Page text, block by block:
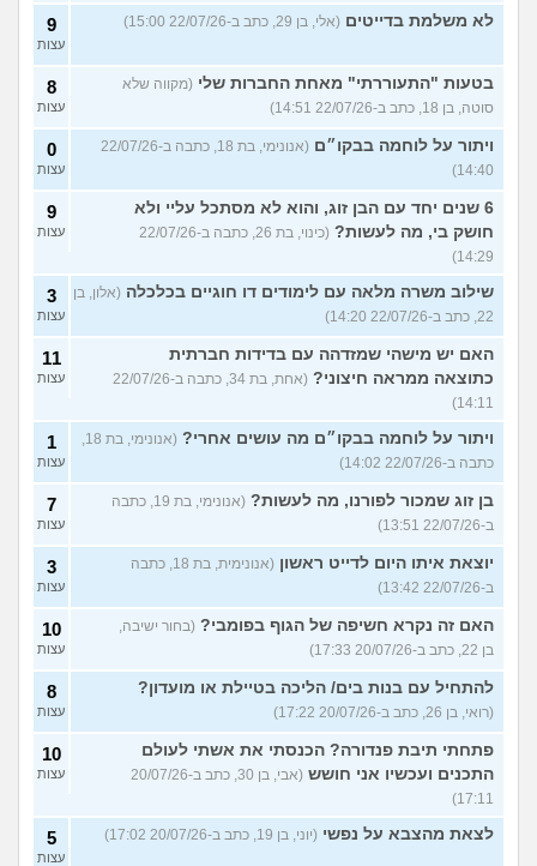
לא משלמת בדייטים (אלי, בן 29, כתב ב-22/07/26 15:00) 9
עצות
בטעות "התעוררתי" מאחת החברות שלי (מקווה שלא
סוטה, בן 18, כתב ב-22/07/26 14:51)
8
עצות
ויתור על לוחמה בבקו״ם
(אנונימי, בת 18, כתבה ב-22/07/26
14:40)
0
עצות
6 שנים יחד עם הבן זוג, והוא לא מסתכל עליי ולא
חושק בי, מה לעשות?
(כינוי, בת 26, כתבה ב-22/07/26
14:29)
9
עצות
שילוב משרה מלאה עם לימודים דו חוגיים בכלכלה (אלון, בן
22, כתב ב-22/07/26 14:20)
3
עצות
האם יש מישהי שמזדהה עם בדידות חברתית
כתוצאה ממראה חיצוני?
(אחת, בת 34, כתבה ב-22/07/26
14:11)
11
עצות
ויתור על לוחמה בבקו״ם מה עושים אחרי?
כתבה ב-22/07/26 14:02)
1
עצות
בן זוג שמכור לפורנו, מה לעשות?
(אנונימי, בת 19, כתבה
ב-22/07/26 13:51)
7
עצות
יוצאת איתו היום לדייט ראשון
(אנונימית, בת 18, כתבה
ב-22/07/26 13:42)
3
עצות
האם זה נקרא חשיפה של הגוף בפומבי? (בחור ישיבה,
בן 22, כתב ב-20/07/26 17:33)
10
עצות
להתחיל עם בנות בים/ הליכה בטיילת או מועדון?
(רואי, בן 26, כתב ב-20/07/26 17:22)
8
עצות
פתחתי תיבת פנדורה? הכנסתי את אשתי לעולם
התכנים ועכשיו אני חושש
(אבי, בן 30, כתב ב-20/07/26
17:11)
10
עצות
לצאת מהצבא על נפשי (יוני, בן 19, כתב ב-20/07/26 17:02) 5
עצות